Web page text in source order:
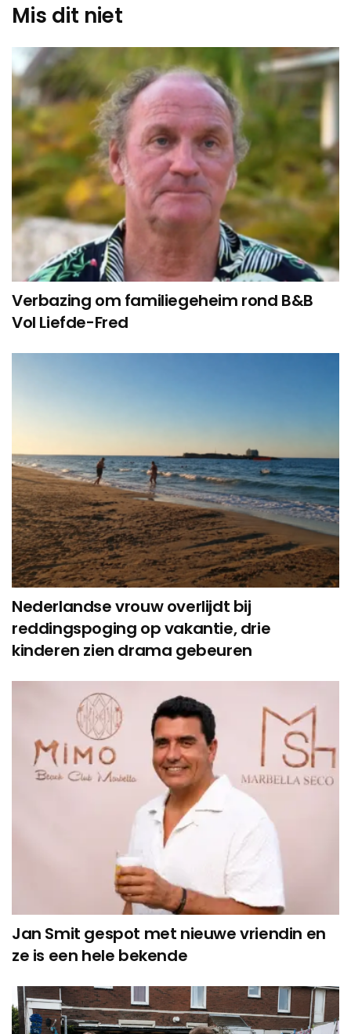
Mis dit niet
Verbazing om familiegeheim rond B&B
Vol Liefde-Fred
Nederlandse vrouw overlijdt bij
reddingspoging op vakantie, drie
kinderen zien drama gebeuren
Jan Smit gespot met nieuwe vriendin en
ze is een hele bekende